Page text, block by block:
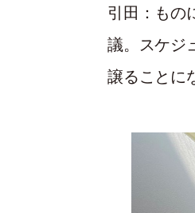
引田： もの
議。スケジ
譲ることに